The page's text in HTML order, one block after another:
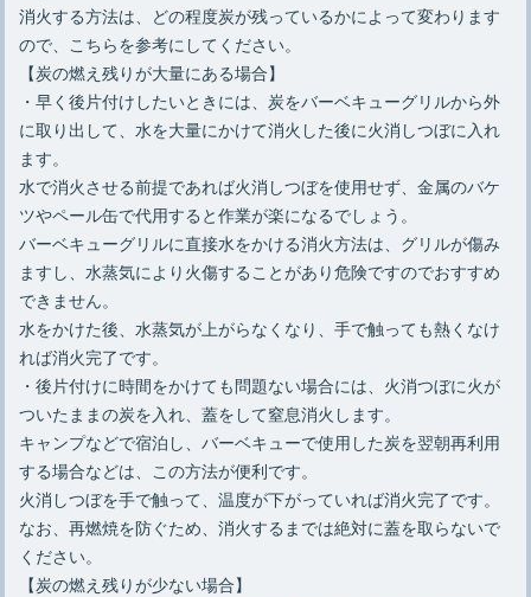
消火する方法は、どの程度炭が残っているかによって変わります
ので、こちらを参考にしてください。
【炭の燃え残りが大量にある場合】
・早く後片付けしたいときには、炭をバーベキューグリルから外
に取り出して、水を大量にかけて消火した後に火消しつぼに入れ
ます。
水で消火させる前提であれば火消しつぼを使用せず、金属のバケ
ツやペール缶で代用すると作業が楽になるでしょう。
バーベキューグリルに直接水をかける消火方法は、グリルが傷み
ますし、水蒸気により火傷することがあり危険ですのでおすすめ
できません。
水をかけた後、水蒸気が上がらなくなり、手で触っても熱くなけ
れば消火完了です。
・後片付けに時間をかけても問題ない場合には、火消つぼに火が
ついたままの炭を入れ、蓋をして窒息消火します。
キャンプなどで宿泊し、バーベキューで使用した炭を翌朝再利用
する場合などは、この方法が便利です。
火消しつぼを手で触って、温度が下がっていれば消火完了です。
なお、再燃焼を防ぐため、消火するまでは絶対に蓋を取らないで
ください。
【炭の燃え残りが少ない場合】